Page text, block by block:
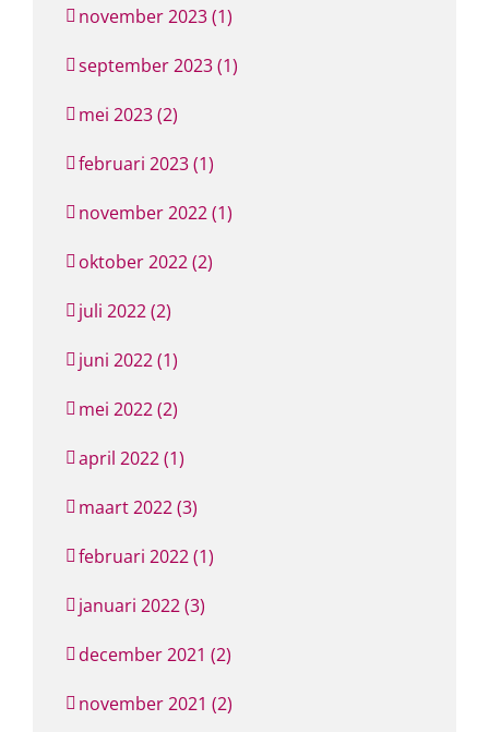
november 2023 (1)
september 2023 (1)
mei 2023 (2)
februari 2023 (1)
november 2022 (1)
oktober 2022 (2)
juli 2022 (2)
juni 2022 (1)
mei 2022 (2)
april 2022 (1)
maart 2022 (3)
februari 2022 (1)
januari 2022 (3)
december 2021 (2)
november 2021 (2)